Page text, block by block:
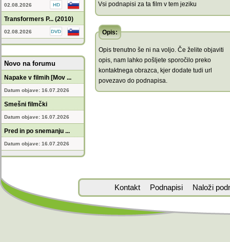
02.08.2026
Transformers P... (2010)
02.08.2026
Novo na forumu
Napake v filmih [Mov ...
Datum objave: 16.07.2026
Smešni filmčki
Datum objave: 16.07.2026
Pred in po snemanju ...
Datum objave: 16.07.2026
Vsi podnapisi za ta film v tem jeziku
Opis:
Opis trenutno še ni na voljo. Če želite objaviti
opis, nam lahko pošljete sporočilo preko
kontaktnega obrazca, kjer dodate tudi url
povezavo do podnapisa.
Kontakt Podnapisi Naloži